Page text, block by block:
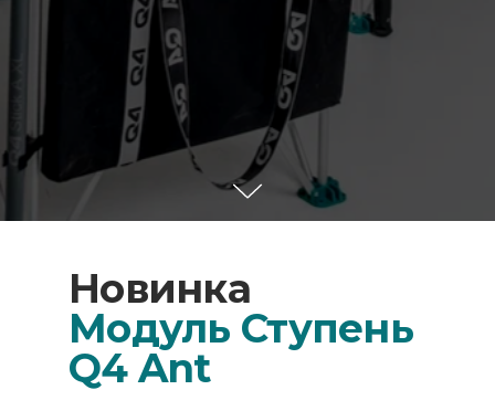
Новинка
Модуль Ступень
Q4 Ant